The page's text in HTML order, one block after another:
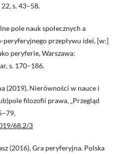
s. 43–58.
pole nauk społecznych a
przepływu idei, [w:]
peryferie, Warszawa:
s. 170–186.
(2019), Nierówności w nauce i
filozofii prawa, „Przegląd
68.2/3
(2016), Gra peryferyjna. Polska